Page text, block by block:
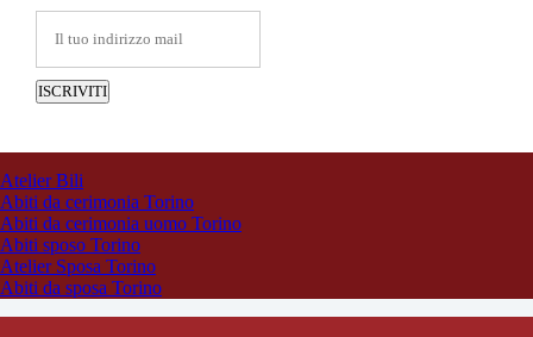
Atelier Bili
Abiti da cerimonia Torino
Abiti da cerimonia uomo Torino
Abiti sposo Torino
Atelier Sposa Torino
Abiti da sposa Torino